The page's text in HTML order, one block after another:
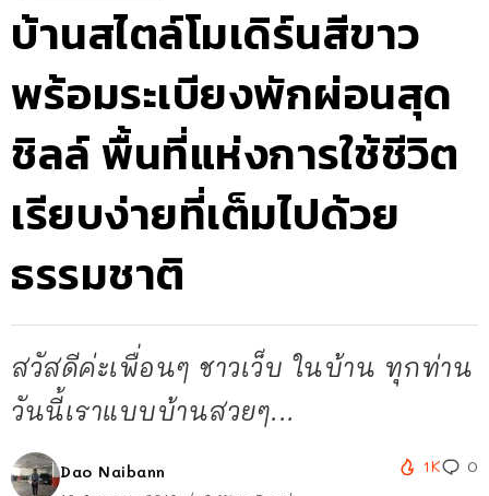
บ้านสไตล์โมเดิร์นสีขาว
พร้อมระเบียงพักผ่อนสุด
ชิลล์ พื้นที่แห่งการใช้ชีวิต
เรียบง่ายที่เต็มไปด้วย
ธรรมชาติ
สวัสดีค่ะเพื่อนๆ ชาวเว็บ ในบ้าน ทุกท่าน
วันนี้เราแบบบ้านสวยๆ...
Dao Naibann 1K 0